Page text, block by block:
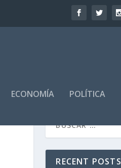
ECONOMÍA POLÍTICA
RECENT POSTS